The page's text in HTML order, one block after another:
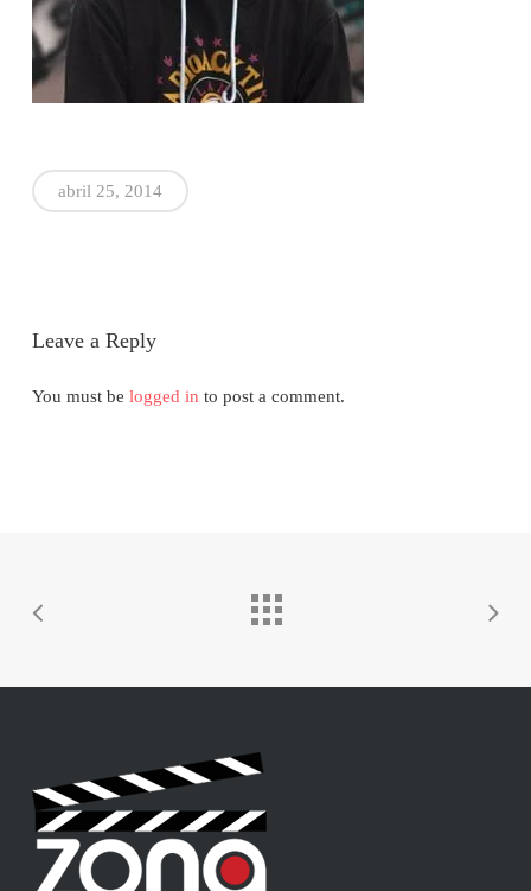
abril 25, 2014
Leave a Reply
You must be logged in to post a comment.